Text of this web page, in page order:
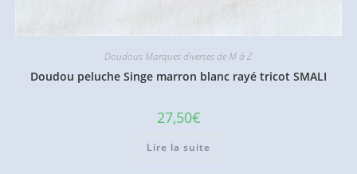
Doudous Marques diverses de M à Z
Doudou peluche Singe marron blanc rayé tricot SMALI
27,50€
Lire la suite